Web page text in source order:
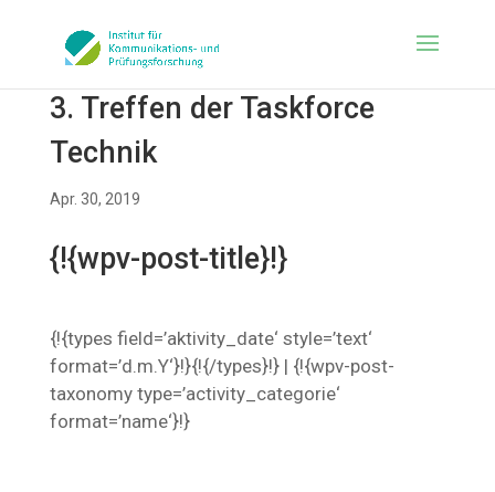
3. Treffen der Taskforce
Technik
Apr. 30, 2019
{!{wpv-post-title}!}
{!{types field=’aktivity_date‘ style=’text‘
format=’d.m.Y‘}!}{!{/types}!} | {!{wpv-post-
taxonomy type=’activity_categorie‘
format=’name‘}!}